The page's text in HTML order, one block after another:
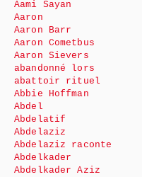
Aami Sayan
Aaron
Aaron Barr
Aaron Cometbus
Aaron Sievers
abandonné lors
abattoir rituel
Abbie Hoffman
Abdel
Abdelatif
Abdelaziz
Abdelaziz raconte
Abdelkader
Abdelkader Aziz